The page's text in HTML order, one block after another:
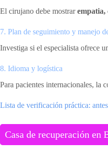
El cirujano debe mostrarempatia,
7. Plan de seguimiento y manejo
Investiga si el especialista ofrece
8. Idioma y logística
Para pacientes internacionales, la
Lista de verificación práctica:
Casa de recuperación